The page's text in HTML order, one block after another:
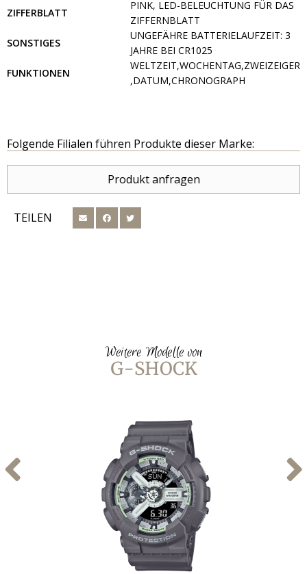
ZIFFERBLATT
PINK, LED-BELEUCHTUNG FÜR DAS
ZIFFERNBLATT
SONSTIGES
UNGEFÄHRE BATTERIELAUFZEIT: 3
JAHRE BEI CR1025
FUNKTIONEN
WELTZEIT,WOCHENTAG,ZWEIZEIGER
,DATUM,CHRONOGRAPH
Folgende Filialen führen Produkte dieser Marke:
Produkt anfragen
TEILEN
Weitere Modelle von
G-SHOCK